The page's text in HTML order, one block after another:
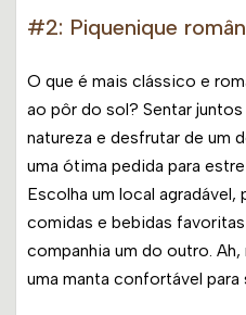
#2: Piquenique
O que é mais clássico e
ao pôr do sol? Sentar
natureza e desfrutar de um
uma ótima pedida para
Escolha um local
comidas e bebidas
companhia um do outro.
uma manta confortável para